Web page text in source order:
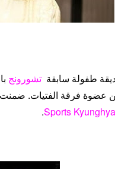
تشورونج
فرقة الفتيات. ضمنت
Sports
.